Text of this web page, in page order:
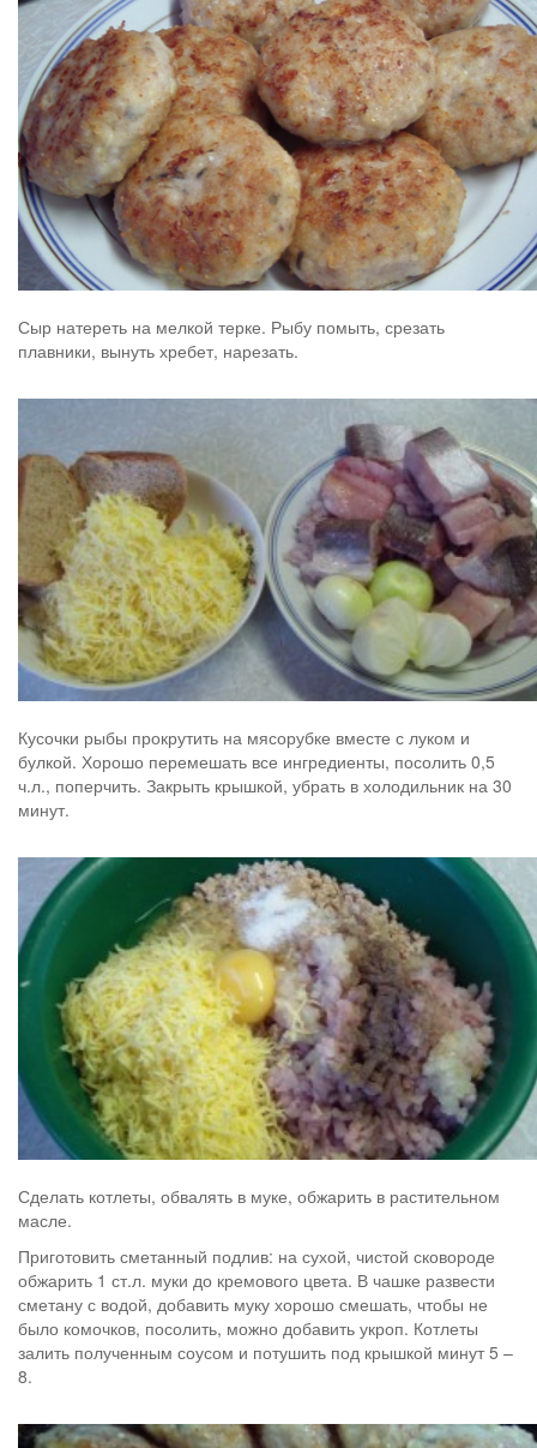
Сыр натереть на мелкой терке. Рыбу помыть, срезать
плавники, вынуть хребет, нарезать.
Кусочки рыбы прокрутить на мясорубке вместе с луком и
булкой. Хорошо перемешать все ингредиенты, посолить 0,5
ч.л., поперчить. Закрыть крышкой, убрать в холодильник на 30
минут.
Сделать котлеты, обвалять в муке, обжарить в растительном
масле.
Приготовить сметанный подлив: на сухой, чистой сковороде
обжарить 1 ст.л. муки до кремового цвета. В чашке развести
сметану с водой, добавить муку хорошо смешать, чтобы не
было комочков, посолить, можно добавить укроп. Котлеты
залить полученным соусом и потушить под крышкой минут 5 –
8.